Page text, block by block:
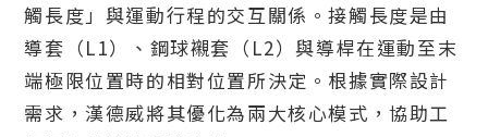
觸長度」與運動行程的交互關係。接觸長度是由
導套（L1）、鋼球襯套（L2）與導桿在運動至末
端極限位置時的相對位置所決定。根據實際設計
需求，漢德威將其優化為兩大核心模式，協助工